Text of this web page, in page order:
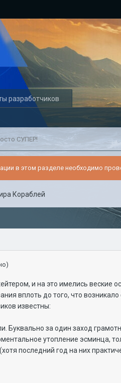
разработчиков
СУПЕР!
в этом разделе необходимо
Кораблей
и на это имелись
вплоть до того, что
известны:
Буквально за один заход
утопление эсминца,
последний год на них